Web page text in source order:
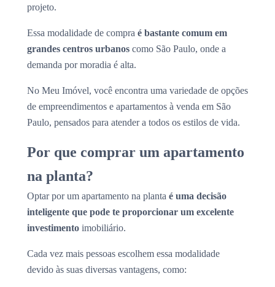
projeto.
Essa modalidade de compra é bastante comum em
grandes centros urbanos como São Paulo, onde a
demanda por moradia é alta.
No Meu Imóvel, você encontra uma variedade de opções
de empreendimentos e apartamentos à venda em São
Paulo, pensados para atender a todos os estilos de vida.
Por que comprar um apartamento
na planta?
Optar por um apartamento na planta é uma decisão
inteligente que pode te proporcionar um excelente
investimento imobiliário.
Cada vez mais pessoas escolhem essa modalidade
devido às suas diversas vantagens, como: